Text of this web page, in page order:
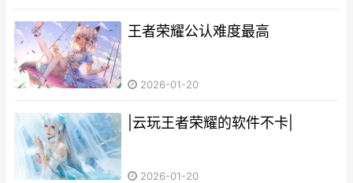
王者荣耀公认难度最高
2026-01-20
|云玩王者荣耀的软件不卡|
2026-01-20